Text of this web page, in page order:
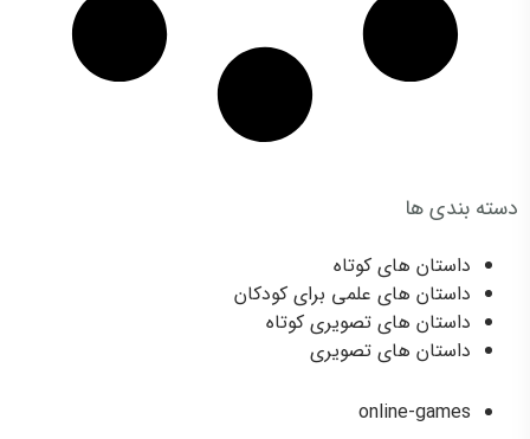
دسته بندی ها
داستان های کوتاه
داستان های علمی برای کودکان
داستان های تصویری کوتاه
داستان های تصویری
online-games